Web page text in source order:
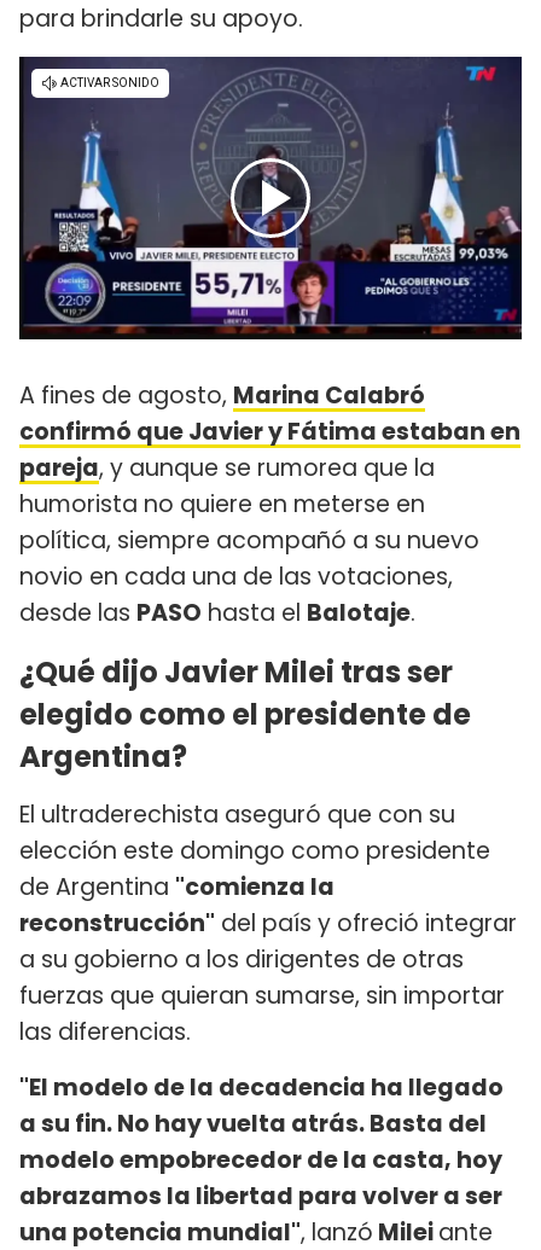
para brindarle su apoyo.
A fines de agosto, Marina Calabró
confirmó que Javier y Fátima estaban en
pareja, y aunque se rumorea que la
humorista no quiere en meterse en
política, siempre acompañó a su nuevo
novio en cada una de las votaciones,
desde las PASO hasta el Balotaje.
¿Qué dijo Javier Milei tras ser
elegido como el presidente de
Argentina?
El ultraderechista aseguró que con su
elección este domingo como presidente
de Argentina "comienza la
reconstrucción" del país y ofreció integrar
a su gobierno a los dirigentes de otras
fuerzas que quieran sumarse, sin importar
las diferencias.
"El modelo de la decadencia ha llegado
a su fin. No hay vuelta atrás. Basta del
modelo empobrecedor de la casta, hoy
abrazamos la libertad para volver a ser
una potencia mundial", lanzó Mileiante